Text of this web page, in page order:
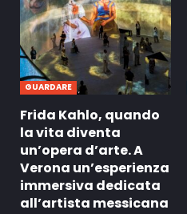
GUARDARE
Frida Kahlo, quando
la vita diventa
un’opera d’arte. A
Verona un’esperienza
immersiva dedicata
all’artista messicana